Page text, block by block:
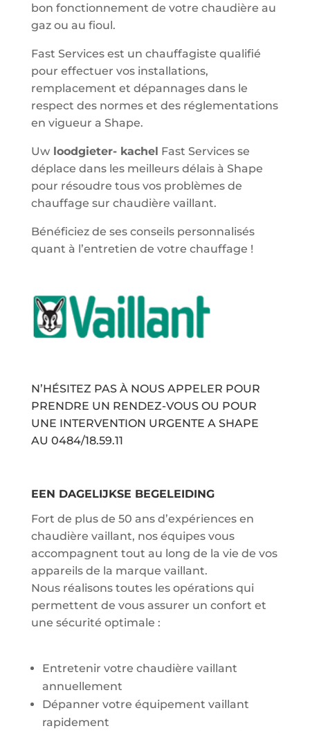
bon fonctionnement de votre chaudière au
gaz ou au fioul.
Fast Services est un chauffagiste qualifié
pour effectuer vos installations,
remplacement et dépannages dans le
respect des normes et des réglementations
en vigueur a Shape.
Uwloodgieter- kachel Fast Services se
déplace dans les meilleurs délais à Shape
pour résoudre tous vos problèmes de
chauffage sur chaudière vaillant.
Bénéficiez de ses conseils personnalisés
quant à l’entretien de votre chauffage !
N’HÉSITEZ PAS À NOUS APPELER POUR
PRENDRE UN RENDEZ-VOUS OU POUR
UNE INTERVENTION URGENTE A SHAPE
AU 0484/18.59.11
EEN DAGELIJKSE BEGELEIDING
Fort de plus de 50 ans d’expériences en
chaudière vaillant, nos équipes vous
accompagnent tout au long de la vie de vos
appareils de la marque vaillant.
Nous réalisons toutes les opérations qui
permettent de vous assurer un confort et
une sécurité optimale :
Entretenir votre chaudière vaillant
annuellement
Dépanner votre équipement vaillant
rapidement